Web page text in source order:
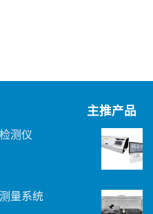
测仪
量系统
主推产品